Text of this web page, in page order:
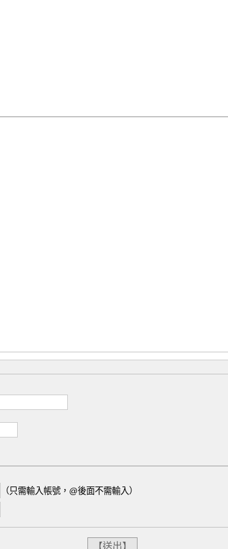
（只需輸入帳號，@後面不需輸入）